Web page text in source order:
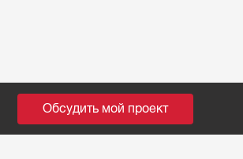
Обсудить мой проект